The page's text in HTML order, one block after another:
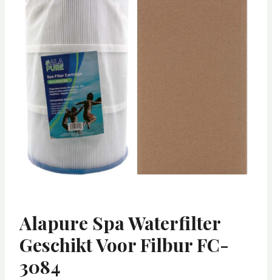
Alapure Spa Waterfilter
Geschikt Voor Filbur FC-
3084